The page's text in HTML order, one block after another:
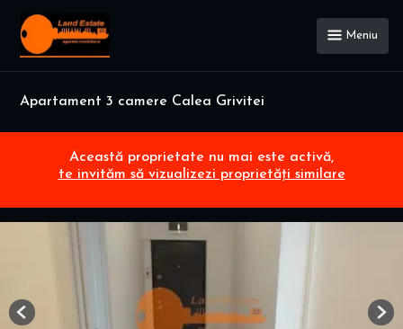
Meniu
Apartament 3 camere Calea Grivitei
Această proprietate nu mai este activă,
te invităm să vizualizezi proprietăți similare
Previous